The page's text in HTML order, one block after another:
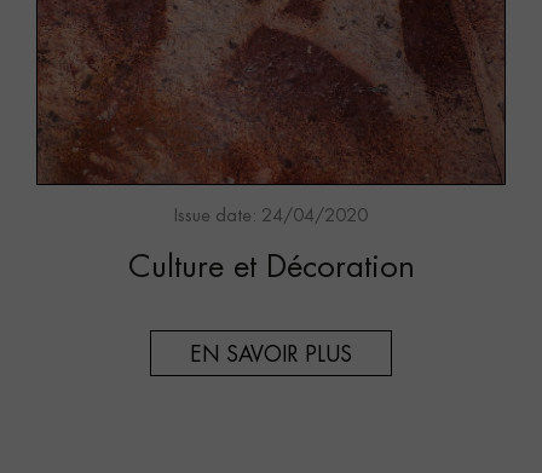
Issue date: 24/04/2020
Culture et Décoration
EN SAVOIR PLUS